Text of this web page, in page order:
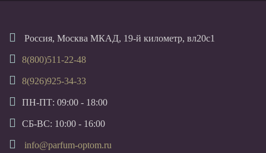
Россия, Москва МКАД, 19-й километр, вл20с1
8(800)511-22-48
8(926)925-34-33
ПН-ПТ: 09:00 - 18:00
СБ-ВС: 10:00 - 16:00
info@parfum-optom.ru